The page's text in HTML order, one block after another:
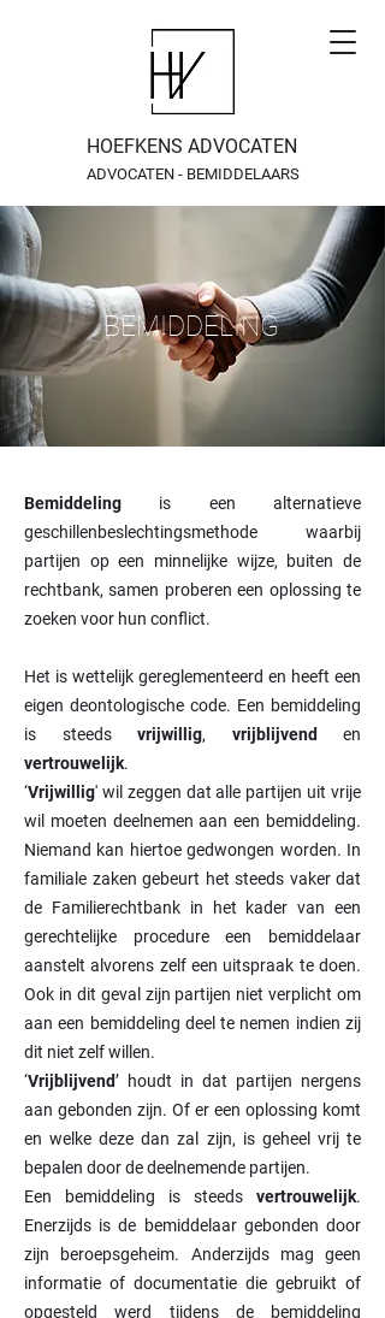
HOEFKENS ADVOCATEN
ADVOCATEN - BEMIDDELAARS
BEMIDDELING
Bemiddeling is een alternatieve
geschillenbeslechtingsmethode waarbij
partijen op een minnelijke wijze, buiten de
rechtbank, samen proberen een oplossing te
zoeken voor hun conflict.
Het is wettelijk gereglementeerd en heeft een
eigen deontologische code. Een bemiddeling
is steeds vrijwillig, vrijblijvend en
vertrouwelijk.
‘Vrijwillig' wil zeggen dat alle partijen uit vrije
wil moeten deelnemen aan een bemiddeling.
Niemand kan hiertoe gedwongen worden. In
familiale zaken gebeurt het steeds vaker dat
de Familierechtbank in het kader van een
gerechtelijke procedure een bemiddelaar
aanstelt alvorens zelf een uitspraak te doen.
Ook in dit geval zijn partijen niet verplicht om
aan een bemiddeling deel te nemen indien zij
dit niet zelf willen.
‘Vrijblijvend’ houdt in dat partijen nergens
aan gebonden zijn. Of er een oplossing komt
en welke deze dan zal zijn, is geheel vrij te
bepalen door de deelnemende partijen.
Een bemiddeling is steeds vertrouwelijk.
Enerzijds is de bemiddelaar gebonden door
zijn beroepsgeheim. Anderzijds mag geen
informatie of documentatie die gebruikt of
opgesteld werd tijdens de bemiddeling